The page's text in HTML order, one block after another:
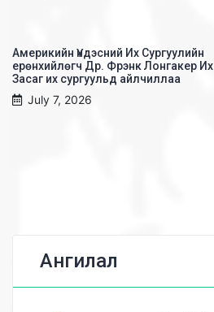
Америкийн Үндэсний Их Сургуулийн
ерөнхийлөгч Др. Фрэнк Лонгакер Их
Засаг их сургуульд айлчиллаа
July 7, 2026
Ангилал